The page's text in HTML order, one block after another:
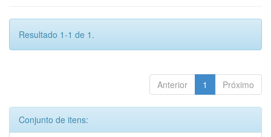
Resultado 1-1 de 1.
Anterior 1 Próximo
Conjunto de itens: